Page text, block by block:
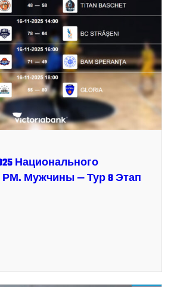
Национального
Мужчины — Тур 8 Этап